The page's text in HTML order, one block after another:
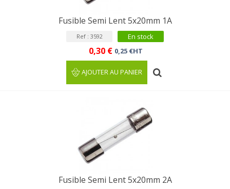
Fusible Semi Lent 5x20mm 1A
Ref : 3592 En stock
0,30 € 0,25 €HT
AJOUTER AU PANIER
Fusible Semi Lent 5x20mm 2A